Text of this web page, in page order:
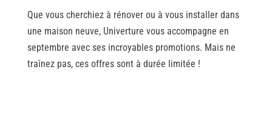
Que vous cherchiez à rénover ou à vous installer dans
une maison neuve, Univerture vous accompagne en
septembre avec ses incroyables promotions. Mais ne
traînez pas, ces offres sont à durée limitée !